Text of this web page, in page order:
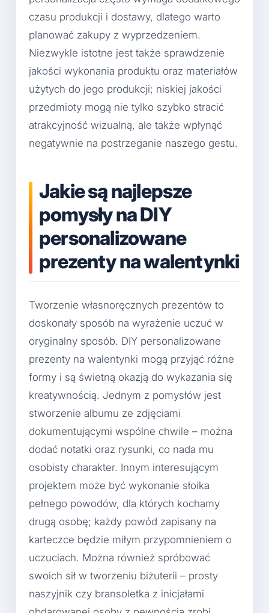
czasu produkcji i dostawy, dlatego warto
planować zakupy z wyprzedzeniem.
Niezwykle istotne jest także sprawdzenie
jakości wykonania produktu oraz materiałów
użytych do jego produkcji; niskiej jakości
przedmioty mogą nie tylko szybko stracić
atrakcyjność wizualną, ale także wpłynąć
negatywnie na postrzeganie naszego gestu.
Jakie są najlepsze
pomysły na DIY
personalizowane
prezenty na walentynki
Tworzenie własnoręcznych prezentów to
doskonały sposób na wyrażenie uczuć w
oryginalny sposób. DIY personalizowane
prezenty na walentynki mogą przyjąć różne
formy i są świetną okazją do wykazania się
kreatywnością. Jednym z pomysłów jest
stworzenie albumu ze zdjęciami
dokumentującymi wspólne chwile – można
dodać notatki oraz rysunki, co nada mu
osobisty charakter. Innym interesującym
projektem może być wykonanie słoika
pełnego powodów, dla których kochamy
drugą osobę; każdy powód zapisany na
karteczce będzie miłym przypomnieniem o
uczuciach. Można również spróbować
swoich sił w tworzeniu biżuterii – prosty
naszyjnik czy bransoletka z inicjałami